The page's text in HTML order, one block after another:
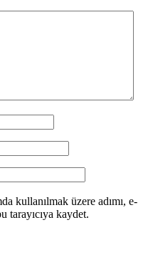
kullanılmak üzere adımı, e-
tarayıcıya kaydet.